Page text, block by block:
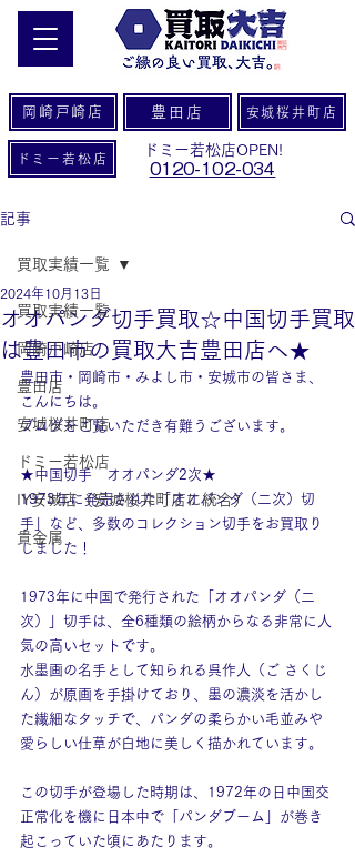
岡崎戸崎店 豊田店 安城桜井町店
ドミー若松店
ドミー若松店OPEN!
0120-102-034
記事
買取実績一覧
岡崎戸崎店
豊田店
安城桜井町店
ドミー若松店
IY安城店（安城桜井町店に統合）
貴金属
買取実績一覧
オオパンダ切手買取☆中国切手買取
は豊田市の買取大吉豊田店へ★
2024年10月13日
豊田市・岡崎市・みよし市・安城市の皆さま、
こんにちは。
ブログをご覧いただき有難うございます。
★中国切手　オオパンダ2次★
1973年に発売された「オオパンダ（二次）切
手」など、多数のコレクション切手をお買取り
しました！
1973年に中国で発行された「オオパンダ（二
次）」切手は、全6種類の絵柄からなる非常に人
気の高いセットです。
水墨画の名手として知られる呉作人（ご さくじ
ん）が原画を手掛けており、墨の濃淡を活かし
た繊細なタッチで、パンダの柔らかい毛並みや
愛らしい仕草が白地に美しく描かれています。
この切手が登場した時期は、1972年の日中国交
正常化を機に日本中で「パンダブーム」が巻き
起こっていた頃にあたります。